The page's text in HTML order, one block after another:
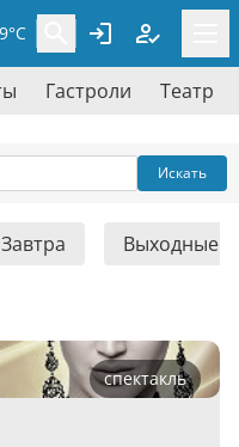
Гастроли Театр
Искать
Завтра Выходные
спектакль